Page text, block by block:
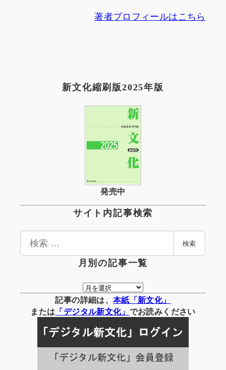
著者プロフィールはこちら
新文化縮刷版2025年版
発売中
サイト内記事検索
検
検索
月別の記事一覧
月
別
の
事
一
覧
記事の詳細は、 本紙「新文化」
または 「デジタル新文化」 でお読みください